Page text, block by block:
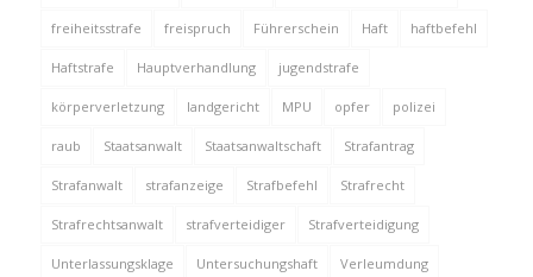
freiheitsstrafe freispruch Führerschein Haft haftbefehl
Haftstrafe Hauptverhandlung jugendstrafe
körperverletzung landgericht MPU opfer polizei
raub Staatsanwalt Staatsanwaltschaft Strafantrag
Strafanwalt strafanzeige Strafbefehl Strafrecht
Strafrechtsanwalt strafverteidiger Strafverteidigung
Unterlassungsklage Untersuchungshaft Verleumdung